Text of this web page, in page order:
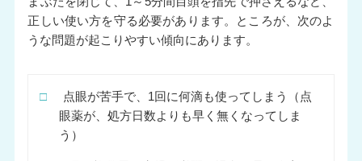
正しい使い方を守る必要があります。ところが、次のよ
うな問題が起こりやすい傾向にあります。
□
点眼が苦手で、1回に何滴も使ってしまう（点
眼薬が、処方日数よりも早く無くなってしま
う）